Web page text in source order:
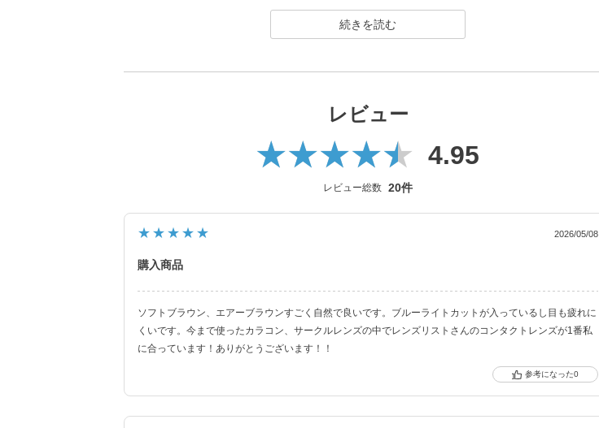
レビュー
4.95
レビュー総数 20件
★★★★★ 2026/05/08
購入商品
ソフトブラウン、エアーブラウンすごく自然で良いです。ブルーライトカットが入っているし目も疲れに
くいです。今まで使ったカラコン、サークルレンズの中でレンズリストさんのコンタクトレンズが1番私
に合っています！ありがとうございます！！
0